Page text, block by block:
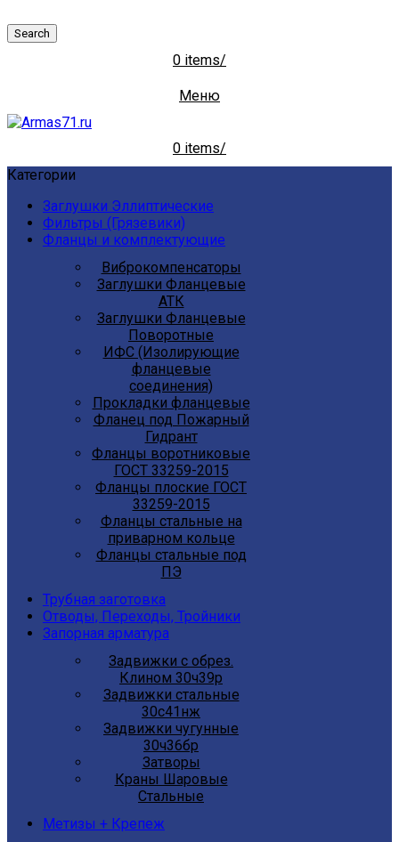
Search
0 items/
Меню
0 items/
Категории
Заглушки Эллиптические
Фильтры (Грязевики)
Фланцы и комплектующие
Виброкомпенсаторы
Заглушки Фланцевые
АТК
Заглушки Фланцевые
Поворотные
ИФС (Изолирующие
фланцевые
соединения)
Прокладки фланцевые
Фланец под Пожарный
Гидрант
Фланцы воротниковые
ГОСТ 33259-2015
Фланцы плоские ГОСТ
33259-2015
Фланцы стальные на
приварном кольце
Фланцы стальные под
ПЭ
Трубная заготовка
Отводы, Переходы, Тройники
Запорная арматура
Задвижки с обрез.
Клином 30ч39р
Задвижки стальные
30с41нж
Задвижки чугунные
30ч36бр
Затворы
Краны Шаровые
Стальные
Метизы + Крепеж